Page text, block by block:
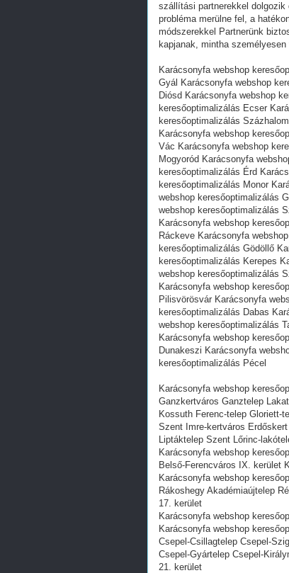
szállítási partnerekkel
probléma merülne fel, a
módszerekkel Partnerünk
kapjanak, mintha
Karácsonyfa webshop
Gyál Karácsonyfa webshop
Diósd Karácsonyfa webshop
keresőoptimalizálás Ecser
keresőoptimalizálás
Karácsonyfa webshop
Vác Karácsonyfa webshop
Mogyoród Karácsonyfa
keresőoptimalizálás Érd
keresőoptimalizálás Monor
webshop keresőoptimalizálás
webshop keresőoptimalizálás
Karácsonyfa webshop
Ráckeve Karácsonyfa
keresőoptimalizálás Gödöllő
keresőoptimalizálás Kerepes
webshop keresőoptimalizálás
Karácsonyfa webshop
Pilisvörösvár Karácsonyfa
keresőoptimalizálás Dabas
webshop keresőoptimalizálás
Karácsonyfa webshop
Dunakeszi Karácsonyfa
keresőoptimalizálás Pécel
Karácsonyfa webshop
Ganzkertváros Ganztelep
Kossuth Ferenc-telep Gloriett-
Szent Imre-kertváros
Liptáktelep Szent Lőrinc-
Karácsonyfa webshop
Belső-Ferencváros IX. kerület
Karácsonyfa webshop
Rákoshegy Akadémiaújtelep
17. kerület
Karácsonyfa webshop
Karácsonyfa webshop
Csepel-Csillagtelep Csepel-
Csepel-Gyártelep Csepel-
21. kerület